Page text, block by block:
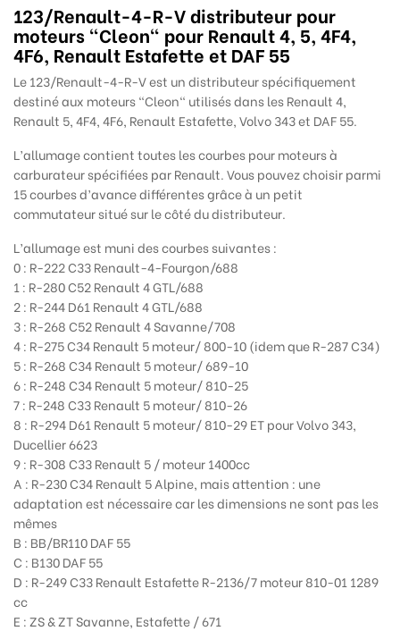
123/Renault-4-R-Vdistributeur pour
moteurs "Cleon" pour Renault 4, 5, 4F4,
4F6, Renault Estafette et DAF 55
Le 123/Renault-4-R-Vest un distributeur spécifiquement
destiné aux moteurs "Cleon" utilisés dans les Renault 4,
Renault 5, 4F4, 4F6, Renault Estafette, Volvo 343 et DAF 55.
L’allumage contient toutes les courbes pour moteurs à
carburateur spécifiées parRenault.Vouspouvez choisir parmi
15 courbes d’avance différentes grâce à un petit
commutateur situé sur le côté du distributeur.
L’allumage est muni des courbes suivantes :
0 : R-222 C33 Renault-4-Fourgon/688
1 : R-280 C52 Renault 4 GTL/688
2 : R-244 D61 Renault 4 GTL/688
3 : R-268 C52 Renault 4 Savanne/708
4 : R-275 C34 Renault 5 moteur/ 800-10 (idem que R-287 C34)
5 : R-268 C34 Renault 5 moteur/ 689-10
6 : R-248 C34 Renault 5 moteur/ 810-25
7 : R-248 C33 Renault 5 moteur/ 810-26
8 : R-294 D61 Renault 5 moteur/ 810-29 ET pour Volvo 343,
Ducellier 6623
9 : R-308 C33 Renault 5 / moteur 1400cc
A : R-230 C34 Renault 5 Alpine, mais attention : une
adaptation est nécessaire car les dimensions ne sont pas les
mêmes
B : BB/BR110 DAF 55
C : B130 DAF 55
D : R-249 C33 Renault Estafette R-2136/7 moteur 810-01 1289
cc
E : ZS & ZT Savanne, Estafette / 671